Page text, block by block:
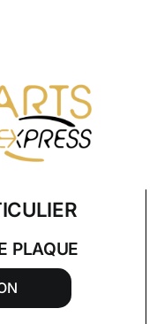
PLAQUE